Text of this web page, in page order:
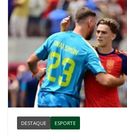
DESTAQUE ESPORTE